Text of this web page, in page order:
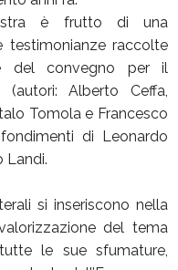
è frutto di una
testimonianze raccolte
del convegno per il
(autori: Alberto Ceffa,
Tomola e Francesco
di Leonardo
Landi.
si inseriscono nella
del tema
le sue sfumature,